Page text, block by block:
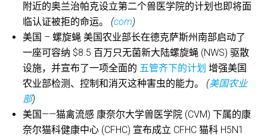
附近的奥兰治帕克设立第二个兽医学院的计划也即将面
临认证被拒的命运。
(com)
美国 – 螺旋蝇 美国农业部长在德克萨斯州南部启动了
一座可容纳 $8.5 百万只无菌新大陆螺旋蝇 (NWS) 驱散
设施，并宣布了一项全面的 五管齐下的计划 增强美国
农业部检测、控制和消灭这种害虫的能力。
(美国农业
部)
美国——猫禽流感 康奈尔大学兽医学院 (CVM) 下属的康
奈尔猫科健康中心 (CFHC) 宣布成立 CFHC 猫科 H5N1